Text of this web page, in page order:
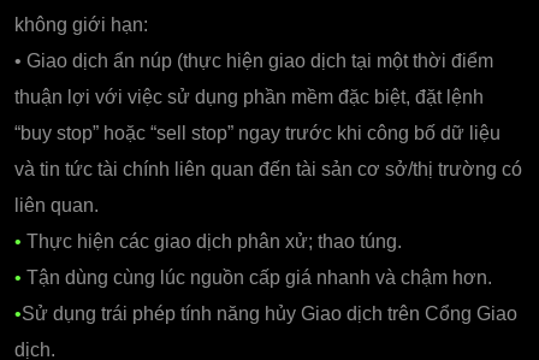
không giới hạn:
• Giao dịch ẩn núp (thực hiện giao dịch tại một thời điểm
thuận lợi với việc sử dụng phần mềm đặc biệt, đặt lệnh
“buy stop” hoặc “sell stop” ngay trước khi công bố dữ liệu
và tin tức tài chính liên quan đến tài sản cơ sở/thị trường có
liên quan.
• Thực hiện các giao dịch phân xử; thao túng.
• Tận dùng cùng lúc nguồn cấp giá nhanh và chậm hơn.
•Sử dụng trái phép tính năng hủy Giao dịch trên Cổng Giao
dịch.